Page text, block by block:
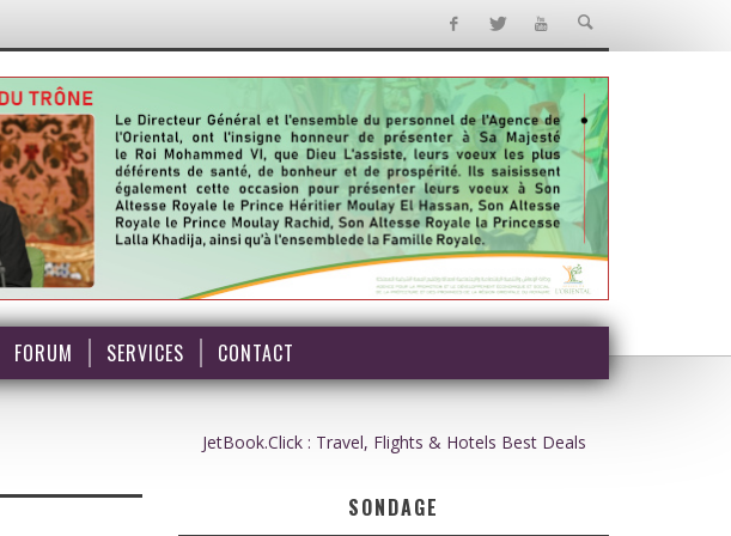
FORUM SERVICES CONTACT
JetBook.Click : Travel, Flights & Hotels Best Deals
SONDAGE